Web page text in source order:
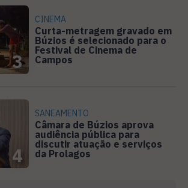
3
CINEMA
Curta-metragem gravado em
Búzios é selecionado para o
Festival de Cinema de
Campos
4
SANEAMENTO
Câmara de Búzios aprova
audiência pública para
discutir atuação e serviços
da Prolagos